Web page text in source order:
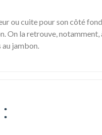
ou cuite pour son côté
On la retrouve,
au jambon.